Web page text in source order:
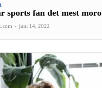
sports fan det mest moro
- juni 14, 2022